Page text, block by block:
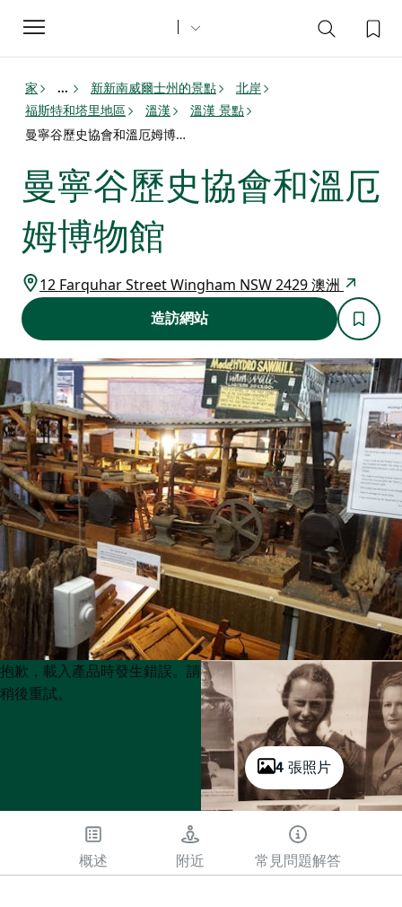
Toggle
navigation
家 ... 新新南威爾士州的景點
北岸
福斯特和塔里地區
溫漢
溫漢 景點
曼寧谷歷史協會和溫厄姆博物館
曼寧谷歷史協會和溫厄
姆博物館
12 Farquhar Street Wingham NSW 2429 澳洲
造訪網站
4 張照片
Product
List
Product
List
抱歉，載入產品時發生錯誤。請
稍後重試。
概述 附近 常見問題解答